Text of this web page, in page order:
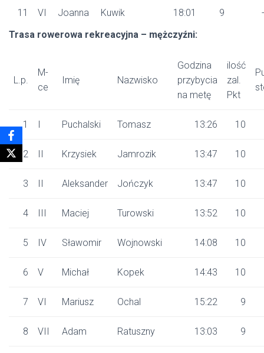
11 VI Joanna Kuwik 18:01 9
Trasa rowerowa rekreacyjna – mężczyźni:
L.p.
M-
ce
Imię Nazwisko
Godzina
przybycia
na metę
ilość
zal.
Pkt
1 I Puchalski Tomasz 13:26 10
2 II Krzysiek Jamrozik 13:47 10
3 II Aleksander Jończyk 13:47 10
4 III Maciej Turowski 13:52 10
5 IV Sławomir Wojnowski 14:08 10
6 V Michał Kopek 14:43 10
7 VI Mariusz Ochal 15:22 9
8 VII Adam Ratuszny 13:03 9